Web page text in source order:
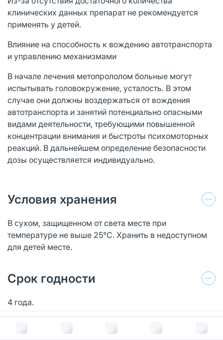
В корзину за
клинических данных препарат не рекомендуется
применять у детей.
Влияние на способность к вождению автотранспорта
и управлению механизмами
В начале лечения метопрололом больные могут
испытывать головокружение, усталость. В этом
случае они должны воздержаться от вождения
автотранспорта и занятий потенциально опасными
видами деятельности, требующими повышенной
концентрации внимания и быстроты психомоторных
реакций. В дальнейшем определение безопасности
дозы осуществляется индивидуально.
Условия хранения
В сухом, защищенном от света месте при
температуре не выше 25°С. Хранить в недоступном
для детей месте.
Срок годности
4 года.
Действующее вещество